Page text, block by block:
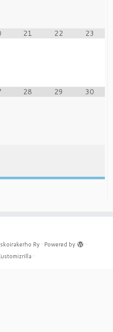
21 22 23
28 29 30
Ry · Powered by
·
·